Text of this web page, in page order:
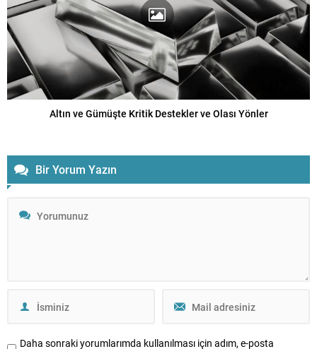
Altın ve Gümüşte Kritik Destekler ve Olası Yönler
Bir Yorum Yazın
Daha sonraki yorumlarımda kullanılması için adım, e-posta